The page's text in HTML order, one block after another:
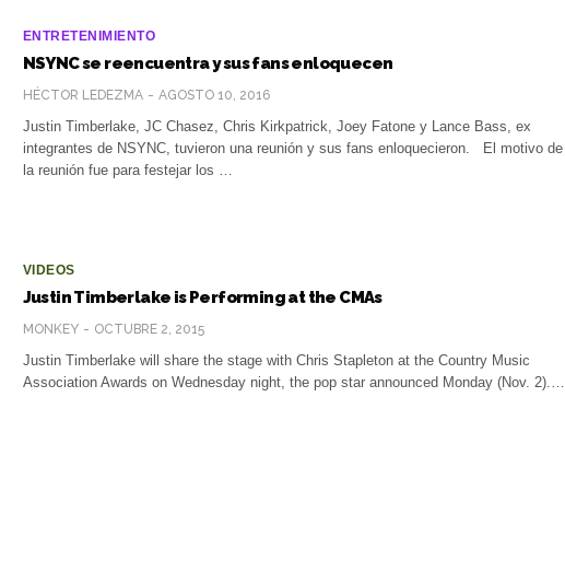
ENTRETENIMIENTO
NSYNC se reencuentra y sus fans enloquecen
HÉCTOR LEDEZMA AGOSTO 10, 2016
Justin Timberlake, JC Chasez, Chris Kirkpatrick, Joey Fatone y Lance Bass, ex
integrantes de NSYNC, tuvieron una reunión y sus fans enloquecieron. El motivo de
la reunión fue para festejar los …
VIDEOS
Justin Timberlake is Performing at the CMAs
MONKEY OCTUBRE 2, 2015
Justin Timberlake will share the stage with Chris Stapleton at the Country Music
Association Awards on Wednesday night, the pop star announced Monday (Nov. 2).…